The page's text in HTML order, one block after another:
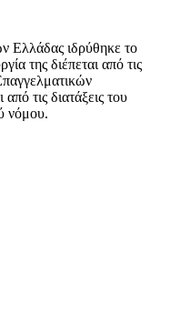
Ελλάδας ιδρύθηκε το
της διέπεται από τις
τις διατάξεις του
νόμου.